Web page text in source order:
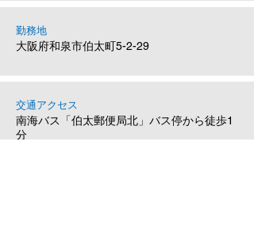
勤務地
大阪府和泉市伯太町5-2-29
交通アクセス
南海バス「伯太郵便局北」バス停から徒歩1
分